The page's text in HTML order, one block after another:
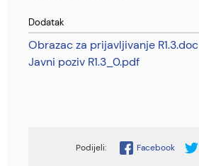
Dodatak
Obrazac za prijavljivanje R1.3.doc
Javni poziv R1.3_0.pdf
Facebook